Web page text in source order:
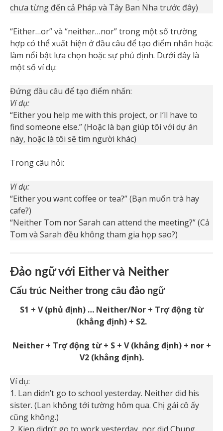
chưa từng đến cả Pháp và Tây Ban Nha trước đây)
“Either…or” và “neither…nor” trong một số trường
hợp có thể xuất hiện ở đầu câu để tạo điểm nhấn hoặc
làm nổi bật lựa chọn hoặc sự phủ định. Dưới đây là
một số ví dụ:
Đứng đầu câu để tạo điểm nhấn:
Ví dụ:
“Either you help me with this project, or I’ll have to
find someone else.” (Hoặc là bạn giúp tôi với dự án
này, hoặc là tôi sẽ tìm người khác)
Trong câu hỏi:
Ví dụ:
“Either you want coffee or tea?” (Bạn muốn trà hay
cafe?)
“Neither Tom nor Sarah can attend the meeting?” (Cả
Tom và Sarah đều không tham gia họp sao?)
Đảo ngữ với Either và Neither
Cấu trúc Neither trong câu đảo ngữ
S­1 + V ­(phủ định) … Neither/Nor + Trợ động từ
(khẳng định) + S2.
Neither + Trợ động từ + S + V (khẳng định) + nor +
V2 (khẳng định).
Ví dụ:
1. Lan didn’t go to school yesterday. Neither did his
sister. (Lan không tới tường hôm qua. Chị gái cô ấy
cũng không.)